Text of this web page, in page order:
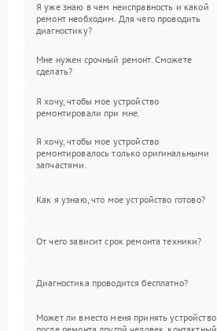
Я уже знаю в чем неисправность и какой
ремонт необходим. Для чего проводить
диагностику?
Мне нужен срочный ремонт. Сможете
сделать?
Я хочу, чтобы мое устройство
ремонтировали при мне.
Я хочу, чтобы мое устройство
ремонтировалось только оригинальными
запчастями.
Как я узнаю, что мое устройство готово?
От чего зависит срок ремонта техники?
Диагностика проводится бесплатно?
Может ли вместо меня принять устройство